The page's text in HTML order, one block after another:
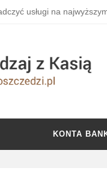
usługi na
KONTA